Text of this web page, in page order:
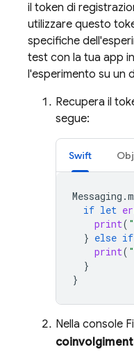
il token di
utilizzare questo
specifiche
test con la tua app
l'esperimento su un
Recupera il
segue:
Swift
Messaging .
if let
print(
} else if
print(
}
}
Nella console